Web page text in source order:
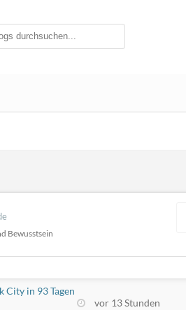
Bewusstsein
in 93 Tagen
vor 13 Stunden